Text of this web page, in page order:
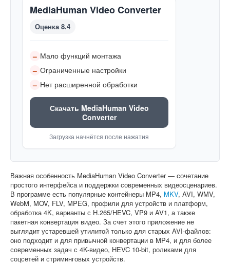
MediaHuman Video Converter
Оценка 8.4
– Мало функций монтажа
– Ограниченные настройки
– Нет расширенной обработки
Скачать MediaHuman Video
Converter
Загрузка начнётся после нажатия
Важная особенность MediaHuman Video Converter — сочетание
простого интерфейса и поддержки современных видеосценариев.
В программе есть популярные контейнеры MP4, MKV, AVI, WMV,
WebM, MOV, FLV, MPEG, профили для устройств и платформ,
обработка 4K, варианты с H.265/HEVC, VP9 и AV1, а также
пакетная конвертация видео. За счет этого приложение не
выглядит устаревшей утилитой только для старых AVI-файлов:
оно подходит и для привычной конвертации в MP4, и для более
современных задач с 4K-видео, HEVC 10-bit, роликами для
соцсетей и стриминговых устройств.